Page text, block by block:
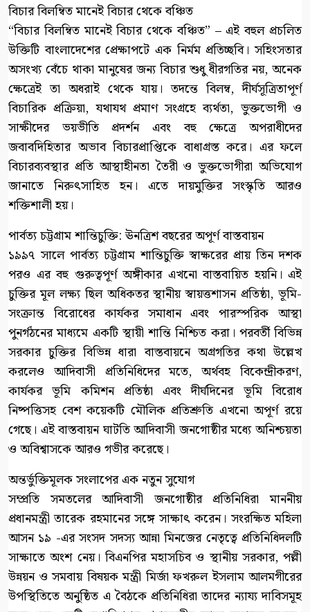
বিচার বিলম্বিত মানেই বিচার থেকে বঞ্চিত
“বিচার বিলম্বিত মানেই বিচার থেকে বঞ্চিত” – এই বহুল প্রচলিত
উক্তিটি বাংলাদেশের প্রেক্ষাপটে এক নির্মম প্রতিচ্ছবি। সহিংসতার
অসংখ্য বেঁচে থাকা মানুষের জন্য বিচার শুধু ধীরগতির নয়, অনেক
ক্ষেত্রেই তা অধরাই থেকে যায়। তদন্তে বিলম্ব, দীর্ঘসূত্রিতাপূর্ণ
বিচারিক প্রক্রিয়া, যথাযথ প্রমাণ সংগ্রহে ব্যর্থতা, ভুক্তভোগী ও
সাক্ষীদের ভয়ভীতি প্রদর্শন এবং বহু ক্ষেত্রে অপরাধীদের
জবাবদিহিতার অভাব বিচারপ্রাপ্তিকে বাধাগ্রস্ত করে। এর ফলে
বিচারব্যবস্থার প্রতি আস্থাহীনতা তৈরী ও ভুক্তভোগীরা অভিযোগ
জানাতে নিরুৎসাহিত হন। এতে দায়মুক্তির সংস্কৃতি আরও
শক্তিশালী হয়।
পার্বত্য চট্টগ্রাম শান্তিচুক্তি: ঊনত্রিশ বছরের অপূর্ণ বাস্তবায়ন
১৯৯৭ সালে পার্বত্য চট্টগ্রাম শান্তিচুক্তি স্বাক্ষরের প্রায় তিন দশক
পরও এর বহু গুরুত্বপূর্ণ অঙ্গীকার এখনো বাস্তবায়িত হয়নি। এই
চুক্তির মূল লক্ষ্য ছিল অধিকতর স্থানীয় স্বায়ত্তশাসন প্রতিষ্ঠা, ভূমি-
সংক্রান্ত বিরোধের কার্যকর সমাধান এবং পারস্পরিক আস্থা
পুনর্গঠনের মাধ্যমে একটি স্থায়ী শান্তি নিশ্চিত করা। পরবর্তী বিভিন্ন
সরকার চুক্তির বিভিন্ন ধারা বাস্তবায়নে অগ্রগতির কথা উল্লেখ
করলেও আদিবাসী প্রতিনিধিদের মতে, অর্থবহ বিকেন্দ্রীকরণ,
কার্যকর ভূমি কমিশন প্রতিষ্ঠা এবং দীর্ঘদিনের ভূমি বিরোধ
নিষ্পত্তিসহ বেশ কয়েকটি মৌলিক প্রতিশ্রুতি এখনো অপূর্ণ রয়ে
গেছে। এই বাস্তবায়ন ঘাটতি আদিবাসী জনগোষ্ঠীর মধ্যে অনিশ্চয়তা
ও অবিশ্বাসকে আরও গভীর করেছে।
অন্তর্ভুক্তিমূলক সংলাপের এক নতুন সুযোগ
সম্প্রতি সমতলের আদিবাসী জনগোষ্ঠীর প্রতিনিধিরা মাননীয়
প্রধানমন্ত্রী তারেক রহমানের সঙ্গে সাক্ষাৎ করেন। সংরক্ষিত মহিলা
আসন ১৯ -এর সংসদ সদস্য আন্না মিনজের নেতৃত্বে প্রতিনিধিদলটি
সাক্ষাতে অংশ নেয়। বিএনপির মহাসচিব ও স্থানীয় সরকার, পল্লী
উন্নয়ন ও সমবায় বিষয়ক মন্ত্রী মির্জা ফখরুল ইসলাম আলমগীরের
উপস্থিতিতে অনুষ্ঠিত এ বৈঠকে প্রতিনিধিরা তাদের ন্যায্য দাবিসমূহ